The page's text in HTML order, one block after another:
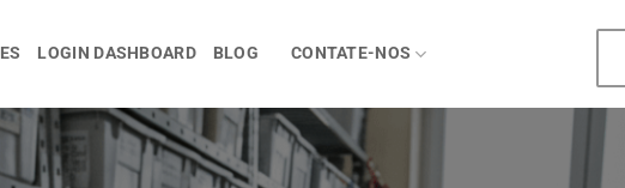
LOGIN DASHBOARD BLOG CONTATE-NOS